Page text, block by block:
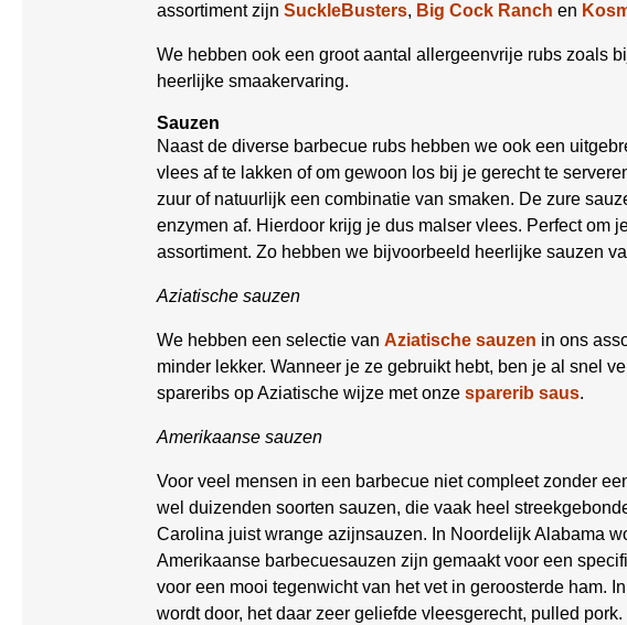
assortiment zijn SuckleBusters, Big Cock Ranch en
We hebben ook een groot aantal allergeenvrije rubs zoals
heerlijke smaakervaring.
Sauzen
Naast de diverse barbecue rubs hebben we ook een
vlees af te lakken of om gewoon los bij je gerecht te
zuur of natuurlijk een combinatie van smaken. De zure
enzymen af. Hierdoor krijg je dus malser vlees. Perfect om
assortiment. Zo hebben we bijvoorbeeld heerlijke sauzen
Aziatische sauzen
We hebben een selectie van Aziatische sauzen in ons
minder lekker. Wanneer je ze gebruikt hebt, ben je al snel
spareribs op Aziatische wijze met onze sparerib saus.
Amerikaanse sauzen
Voor veel mensen in een barbecue niet compleet zonder
wel duizenden soorten sauzen, die vaak heel
Carolina juist wrange azijnsauzen. In Noordelijk Alabama
Amerikaanse barbecuesauzen zijn gemaakt voor een
voor een mooi tegenwicht van het vet in geroosterde ham.
wordt door, het daar zeer geliefde vleesgerecht, pulled